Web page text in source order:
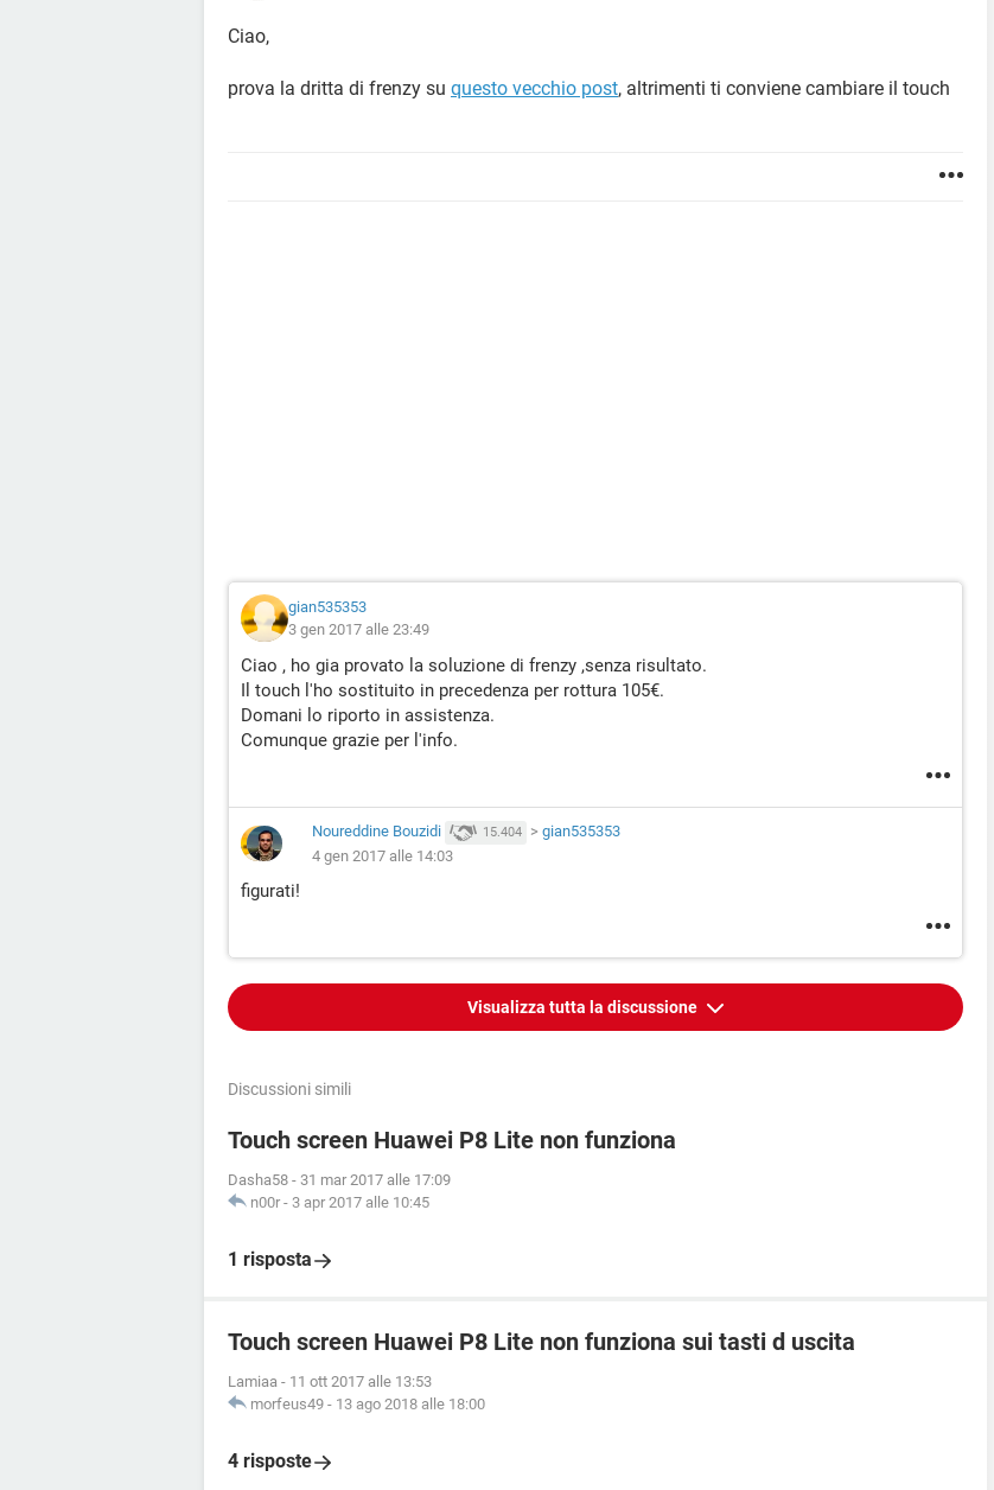
Ciao,
prova la dritta di frenzy su questo vecchio post, altrimenti ti conviene cambiare il touch
gian535353
3 gen 2017 alle 23:49
Ciao , ho gia provato la soluzione di frenzy ,senza risultato.
Il touch l'ho sostituito in precedenza per rottura 105€.
Domani lo riporto in assistenza.
Comunque grazie per l'info.
Noureddine Bouzidi 15.404 > gian535353
4 gen 2017 alle 14:03
figurati!
Visualizza tutta la discussione
Discussioni simili
Touch screen Huawei P8 Lite non funziona
Dasha58 - 31 mar 2017 alle 17:09
n00r - 3 apr 2017 alle 10:45
1 risposta
Touch screen Huawei P8 Lite non funziona sui tasti d uscita
Lamiaa - 11 ott 2017 alle 13:53
morfeus49 - 13 ago 2018 alle 18:00
4 risposte